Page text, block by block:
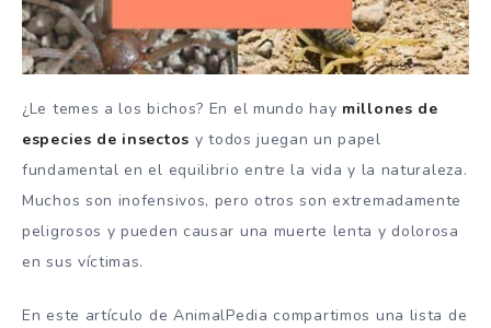
¿Le temes a los bichos? En el mundo hay millones de
especies de insectos y todos juegan un papel
fundamental en el equilibrio entre la vida y la naturaleza.
Muchos son inofensivos, pero otros son extremadamente
peligrosos y pueden causar una muerte lenta y dolorosa
en sus víctimas.
En este artículo de AnimalPedia compartimos una lista de